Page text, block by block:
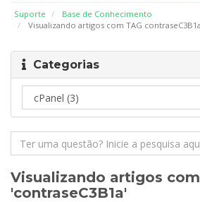
Suporte
Base de Conhecimento
Visualizando artigos com TAG contraseC3B1a
Categorias
Visualizando artigos com
'contraseC3B1a'